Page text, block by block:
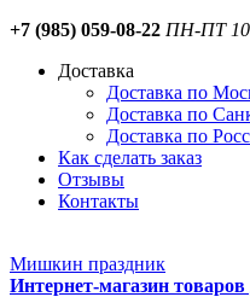
+7 (985) 059-08-22 ПН-ПТ
Доставка
Доставка по
Доставка по
Доставка по
Как сделать заказ
Отзывы
Контакты
Мишкин праздник
Интернет-магазин